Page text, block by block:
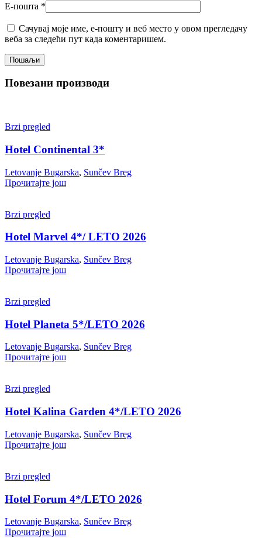
Е-пошта *
Сачувај моје име, е-пошту и веб место у овом прегледачу
веба за следећи пут када коментаришем.
Повезани производи
Brzi pregled
Hotel Continental 3*
Letovanje Bugarska, Sunčev Breg
Прочитајте још
Brzi pregled
Hotel Marvel 4*/ LETO 2026
Letovanje Bugarska, Sunčev Breg
Прочитајте још
Brzi pregled
Hotel Planeta 5*/LETO 2026
Letovanje Bugarska, Sunčev Breg
Прочитајте још
Brzi pregled
Hotel Kalina Garden 4*/LETO 2026
Letovanje Bugarska, Sunčev Breg
Прочитајте још
Brzi pregled
Hotel Forum 4*/LETO 2026
Letovanje Bugarska, Sunčev Breg
Прочитајте још